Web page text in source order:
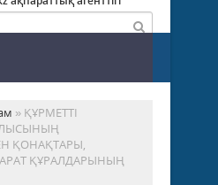
» ҚҰРМЕТТІ
ҚОНАҚТАРЫ,
ҚҰРАЛДАРЫНЫҢ